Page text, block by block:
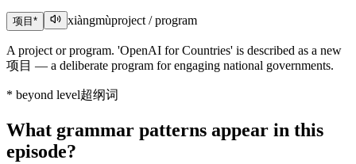
项目 * xiàngmùproject / program
A project or program. 'OpenAI for Countries' is described as a new
项目 — a deliberate program for engaging national governments.
* beyond level超纲词
What grammar patterns appear in this
episode?